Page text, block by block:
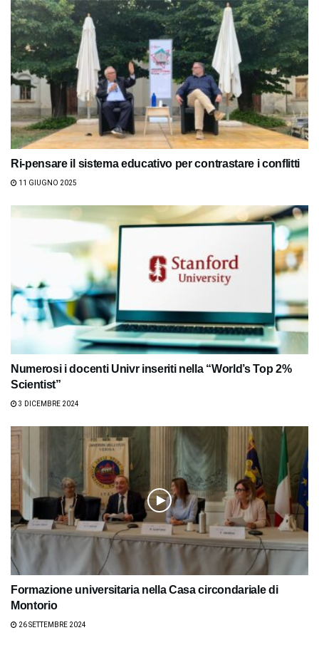
Ri-pensare il sistema educativo per contrastare i conflitti
11 GIUGNO 2025
Numerosi i docenti Univr inseriti nella “World’s Top 2%
Scientist”
3 DICEMBRE 2024
Formazione universitaria nella Casa circondariale di
Montorio
26 SETTEMBRE 2024